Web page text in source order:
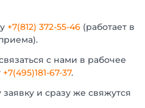
+7(812) 372-55-46 (работает в
с нами в рабочее
+7(495)181-67-37.
и сразу же свяжутся